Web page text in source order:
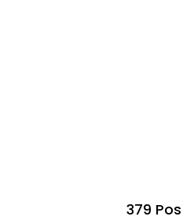
379 Pos